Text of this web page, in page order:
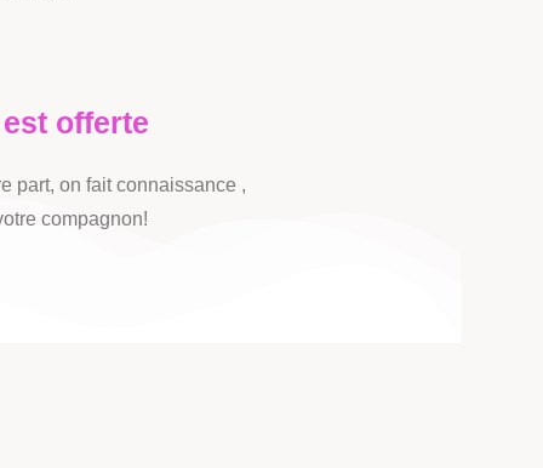
offerte
part, on fait connaissance ,
compagnon!